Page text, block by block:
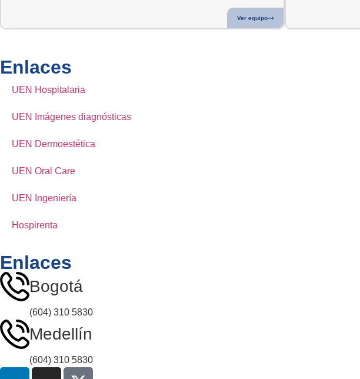
Ver equipo
Enlaces
UEN Hospitalaria
UEN Imágenes diagnósticas
UEN Dermoestética
UEN Oral Care
UEN Ingeniería
Hospirenta
Enlaces
Bogotá
(604) 310 5830
Medellín
(604) 310 5830